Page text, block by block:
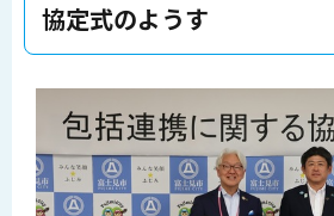
協定式のようす